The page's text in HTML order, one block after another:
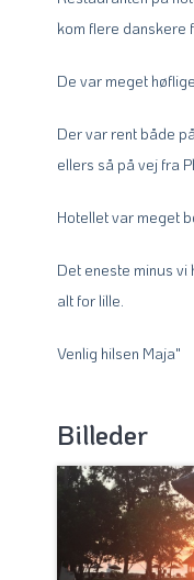
kom flere danskere
De var meget
Der var rent både
ellers så på vej fra
Hotellet var meget
Det eneste minus
alt for lille.
Venlig hilsen Maja"
Billeder